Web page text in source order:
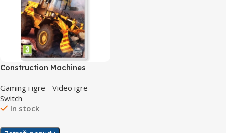
Construction Machines
Gaming i igre - Video igre -
Switch
In stock